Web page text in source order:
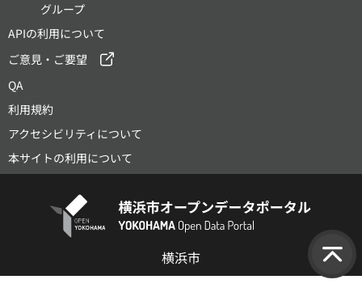
グループ
APIの利用について
ご意見・ご要望
QA
利用規約
アクセシビリティについて
本サイトの利用について
横浜市